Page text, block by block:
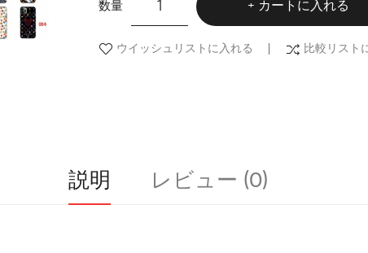
数量 カートに入れる
ウイッシュリストに入れる 比較リスト
説明 レビュー (0)